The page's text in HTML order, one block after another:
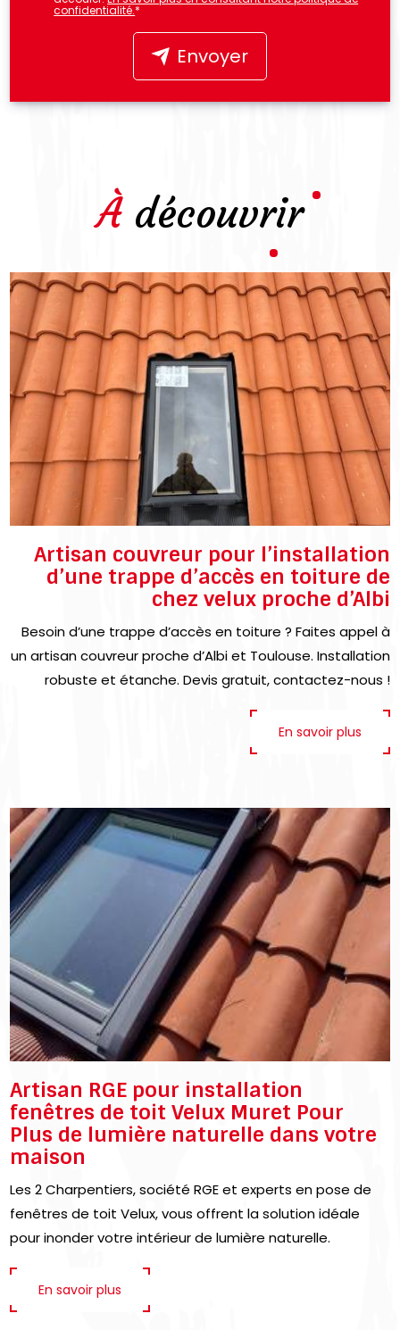
confidentialité.*
Envoyer
À découvrir
Artisan couvreur pour l’installation
d’une trappe d’accès en toiture de
chez velux proche d’Albi
Besoin d’une trappe d’accès en toiture ? Faites appel à
un artisan couvreur proche d’Albi et Toulouse. Installation
robuste et étanche. Devis gratuit, contactez-nous !
En savoir plus
Artisan RGE pour installation
fenêtres de toit Velux Muret Pour
Plus de lumière naturelle dans votre
maison
Les 2 Charpentiers, société RGE et experts en pose de
fenêtres de toit Velux, vous offrent la solution idéale
pour inonder votre intérieur de lumière naturelle.
En savoir plus